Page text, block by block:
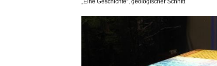
„Eine Geschichte”, geologischer Schnitt